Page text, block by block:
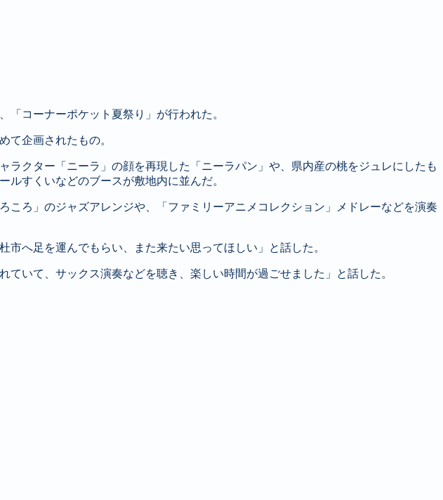
コーナーポケット夏祭り」が行われた。
て企画されたもの。
クター「ニーラ」の顔を再現した「ニーラパン」や、県内産の桃をジュレにしたも
すくいなどのブースが敷地内に並んだ。
ろ」のジャズアレンジや、「ファミリーアニメコレクション」メドレーなどを演奏
へ足を運んでもらい、また来たい思ってほしい」と話した。
いて、サックス演奏などを聴き、楽しい時間が過ごせました」と話した。